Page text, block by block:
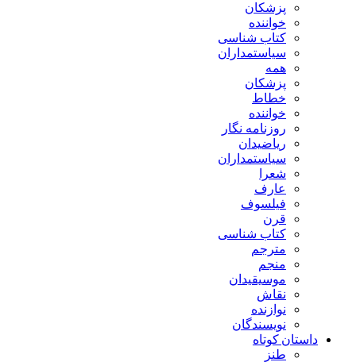
پزشکان
خواننده
کتاب شناسی
سیاستمداران
همه
پزشکان
خطاط
خواننده
روزنامه نگار
ریاضیدان
سیاستمداران
شعرا
عارف
فیلسوف
قرن
کتاب شناسی
مترجم
منجم
موسیقیدان
نقاش
نوازنده
نویسندگان
داستان کوتاه
طنز